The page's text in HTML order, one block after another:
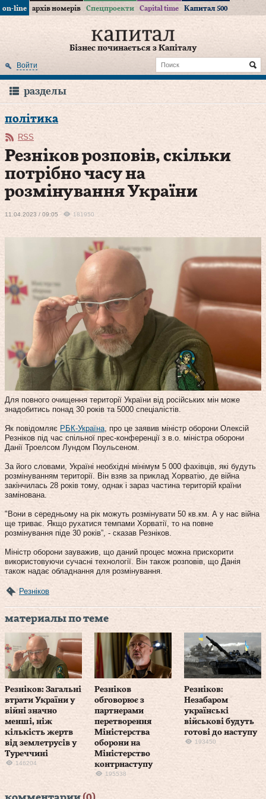
on-line архів номерів Спецпроекти Capital time Капитал 500
Бізнес починається з Капіталу
Войти
разделы
політика
RSS
Резніков розповів, скільки
потрібно часу на
розмінування України
11.04.2023 / 09:05 181950
Для повного очищення території України від російських мін може
знадобитись понад 30 років та 5000 спеціалістів.
Як повідомляє РБК-Україна , про це заявив міністр оборони Олексій
Резніков під час спільної прес-конференції з в.о. міністра оборони
Данії Троелсом Лундом Поульсеном.
За його словами, Україні необхідні мінімум 5 000 фахівців, які будуть
розмінуванням території. Він взяв за приклад Хорватію, де війна
закінчилась 28 років тому, однак і зараз частина територій країни
замінована.
"Вони в середньому на рік можуть розмінувати 50 кв.км. А у нас війна
ще триває. Якщо рухатися темпами Хорватії, то на повне
розмінування піде 30 років”, - сказав Резніков.
Міністр оборони зауважив, що даний процес можна прискорити
використовуючи сучасні технології. Він також розповів, що Данія
також надає обладнання для розмінування.
Резніков
материалы по теме
Резніков: Загальні
втрати України у
війні значно
менші, ніж
кількість жертв
від землетрусів у
Туреччині
146204
Резніков
обговорює з
партнерами
перетворення
Міністерства
оборони на
Міністерство
контрнаступу
195538
Резніков:
Незабаром
українські
військові будуть
готові до наступу
193450